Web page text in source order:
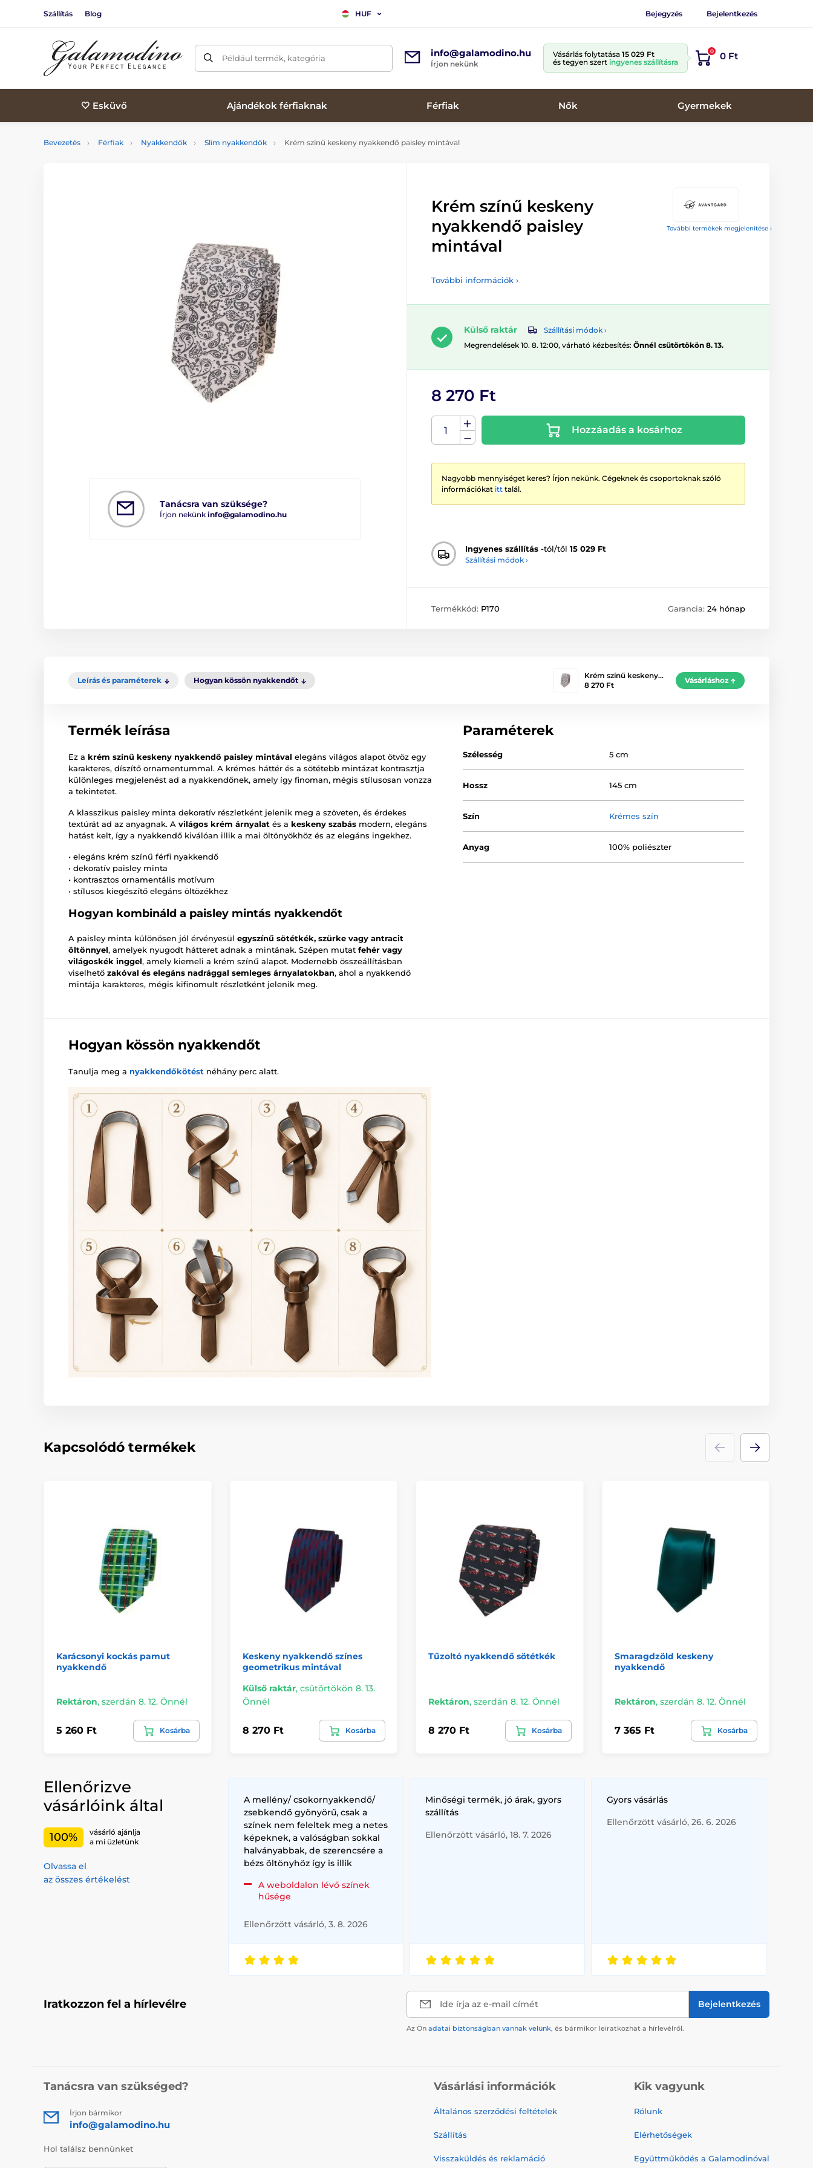
Szállítás Blog HUF Bejegyzés Bejelentkezés
Például termék, kategória info@galamodino.hu
Írjon nekünk
Vásárlás folytatása 15 029 Ft
és tegyen szert ingyenes szállításra
0 0 Ft
🤍 Esküvő Ajándékok férfiaknak Férfiak Nők Gyermekek
Bevezetés Férfiak Nyakkendők Slim nyakkendők Krém színű keskeny nyakkendő paisley mintával
További termékek megjelenítése ›
Tanácsra van szüksége?
Írjon nekünk info@galamodino.hu
Krém színű keskeny
nyakkendő paisley
mintával
További információk ›
Külső raktár
Szállítási módok ›
Megrendelések 10. 8. 12:00, várható kézbesítés: Önnél csütörtökön 8. 13.
8 270 Ft
Hozzáadás a kosárhoz
Nagyobb mennyiséget keres? Írjon nekünk. Cégeknek és csoportoknak szóló
információkat itt talál.
Ingyenes szállítás -tól/től 15 029 Ft
Szállítási módok ›
Termékkód: P170 Garancia: 24 hónap
Leírás és paraméterek Hogyan kössön nyakkendőt
Krém színű keskeny…
8 270 Ft
Vásárláshoz
Termék leírása
Ez a krém színű keskeny nyakkendő paisley mintával elegáns világos alapot ötvöz egy
karakteres, díszítő ornamentummal. A krémes háttér és a sötétebb mintázat kontrasztja
különleges megjelenést ad a nyakkendőnek, amely így finoman, mégis stílusosan vonzza
a tekintetet.
A klasszikus paisley minta dekoratív részletként jelenik meg a szöveten, és érdekes
textúrát ad az anyagnak. A világos krém árnyalat és a keskeny szabás modern, elegáns
hatást kelt, így a nyakkendő kiválóan illik a mai öltönyökhöz és az elegáns ingekhez.
• elegáns krém színű férfi nyakkendő
• dekoratív paisley minta
• kontrasztos ornamentális motívum
• stílusos kiegészítő elegáns öltözékhez
Hogyan kombináld a paisley mintás nyakkendőt
A paisley minta különösen jól érvényesül egyszínű sötétkék, szürke vagy antracit
öltönnyel, amelyek nyugodt hátteret adnak a mintának. Szépen mutat fehér vagy
világoskék inggel, amely kiemeli a krém színű alapot. Modernebb összeállításban
viselhető zakóval és elegáns nadrággal semleges árnyalatokban, ahol a nyakkendő
mintája karakteres, mégis kifinomult részletként jelenik meg.
Paraméterek
Szélesség 5 cm
Hossz 145 cm
Szín Krémes szín
Anyag 100% poliészter
Hogyan kössön nyakkendőt
Tanulja meg a nyakkendőkötést néhány perc alatt.
Kapcsolódó termékek
Karácsonyi kockás pamut
nyakkendő
Rektáron, szerdán 8. 12. Önnél
5 260 Ft Kosárba
Keskeny nyakkendő színes
geometrikus mintával
Külső raktár, csütörtökön 8. 13.
Önnél
8 270 Ft Kosárba
Tűzoltó nyakkendő sötétkék
Rektáron, szerdán 8. 12. Önnél
8 270 Ft Kosárba
Smaragdzöld keskeny
nyakkendő
Rektáron, szerdán 8. 12. Önnél
7 365 Ft Kosárba
Ellenőrizve
vásárlóink által
100%
vásárló ajánlja
a mi üzletünk
Olvassa el
az összes értékelést
A mellény/ csokornyakkendő/
zsebkendő gyönyörű, csak a
színek nem feleltek meg a netes
képeknek, a valóságban sokkal
halványabbak, de szerencsére a
bézs öltönyhöz így is illik
A weboldalon lévő színek
hűsége
Ellenőrzött vásárló, 3. 8. 2026
Minőségi termék, jó árak, gyors
szállítás
Ellenőrzött vásárló, 18. 7. 2026
Gyors vásárlás
Ellenőrzött vásárló, 26. 6. 2026
Iratkozzon fel a hírlevélre Ide írja az e-mail címét Bejelentkezés
Az Ön adatai biztonságban vannak velünk, és bármikor leiratkozhat a hírlevélről.
Tanácsra van szükséged?
Írjon bármikor
info@galamodino.hu
Hol találsz bennünket
Vásárlási információk
Általános szerződési feltételek
Szállítás
Visszaküldés és reklamáció
Kik vagyunk
Rólunk
Elérhetőségek
Együttműködés a Galamodinóval